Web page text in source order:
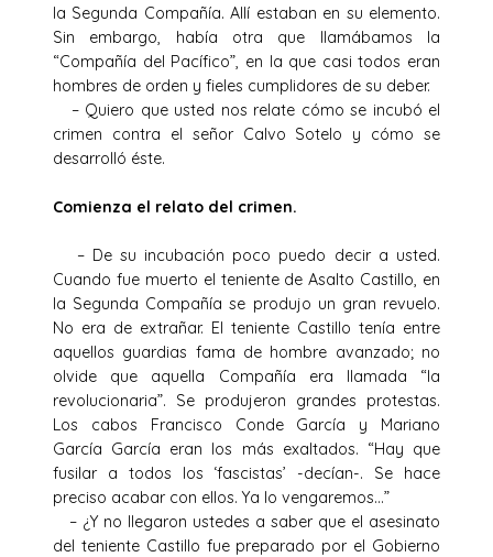
la Segunda Compañía. Allí estaban en su elemento.
Sin embargo, había otra que llamábamos la
“Compañía del Pacífico”, en la que casi todos eran
hombres de orden y fieles cumplidores de su deber.
– Quiero que usted nos relate cómo se incubó el
crimen contra el señor Calvo Sotelo y cómo se
desarrolló éste.
Comienza el relato del crimen.
– De su incubación poco puedo decir a usted.
Cuando fue muerto el teniente de Asalto Castillo, en
la Segunda Compañía se produjo un gran revuelo.
No era de extrañar. El teniente Castillo tenía entre
aquellos guardias fama de hombre avanzado; no
olvide que aquella Compañía era llamada “la
revolucionaria”. Se produjeron grandes protestas.
Los cabos Francisco Conde García y Mariano
García García eran los más exaltados. “Hay que
fusilar a todos los ‘fascistas’ -decían-. Se hace
preciso acabar con ellos. Ya lo vengaremos…”
– ¿Y no llegaron ustedes a saber que el asesinato
del teniente Castillo fue preparado por el Gobierno